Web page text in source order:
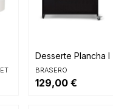
Desserte Plancha
BRASERO
129,00 €